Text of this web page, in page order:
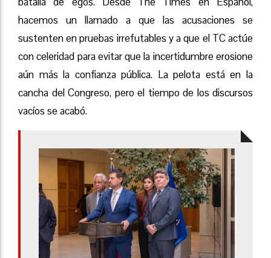
hacemos un llamado a que las acusaciones se
sustenten en pruebas irrefutables y a que el TC actúe
con celeridad para evitar que la incertidumbre erosione
aún más la confianza pública. La pelota está en la
cancha del Congreso, pero el tiempo de los discursos
vacíos se acabó.